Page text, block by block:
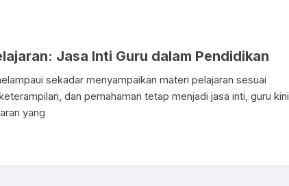
Jasa Inti Guru dalam Pendidikan
sekadar menyampaikan materi pelajaran sesuai
dan pemahaman tetap menjadi jasa inti, guru kini
yang